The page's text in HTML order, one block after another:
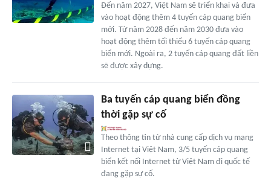
Đến năm 2027, Việt Nam sẽ triển khai và đưa
vào hoạt động thêm 4 tuyến cáp quang biển
mới. Từ năm 2028 đến năm 2030 đưa vào
hoạt động thêm tối thiểu 6 tuyến cáp quang
biển mới. Ngoài ra, 2 tuyến cáp quang đất liền
sẽ được xây dựng.
Ba tuyến cáp quang biển đồng
thời gặp sự cố
Theo thông tin từ nhà cung cấp dịch vụ mạng
Internet tại Việt Nam, 3/5 tuyến cáp quang
biển kết nối Internet từ Việt Nam đi quốc tế
đang gặp sự cố.